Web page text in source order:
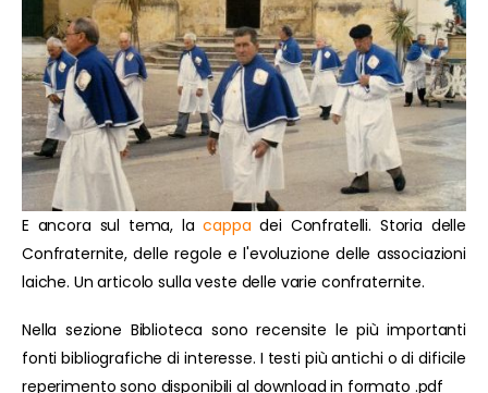
E ancora sul tema, lacappa dei Confratelli. Storia delle
Confraternite, delle regole e l'evoluzione delle associazioni
laiche. Un articolo sulla veste delle varie confraternite.
Nella sezione Biblioteca sono recensite le più importanti
fonti bibliografiche di interesse. I testi più antichi o di dificile
reperimento sono disponibili al download in formato .pdf